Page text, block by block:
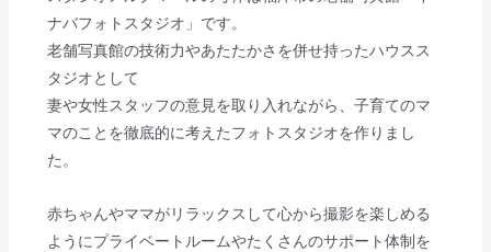
ナバフォトスタジオ」です。
老舗写真館の技術力やあたたかさを併せ持ったハウスス
タジオとして
妻や女性スタッフの意見を取り入れながら、子育てのマ
マのことを徹底的に考えたフォトスタジオを作りまし
た。
赤ちゃんやママがリラックスして心から撮影を楽しめる
ようにプライベートルームやたくさんのサポート体制を